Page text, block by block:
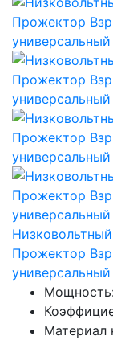
Прожектор
Материал